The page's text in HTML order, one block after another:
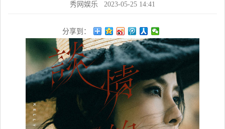
秀网娱乐 2023-05-25 14:41
分享到：